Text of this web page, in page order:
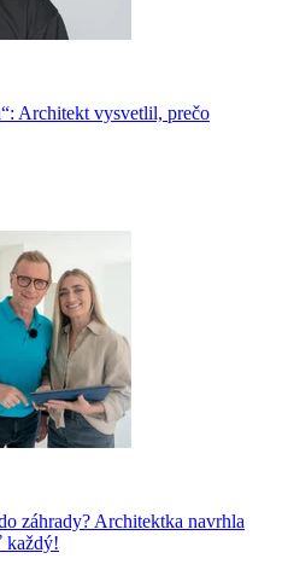
Architekt vysvetlil, prečo
záhrady? Architektka navrhla
každý!